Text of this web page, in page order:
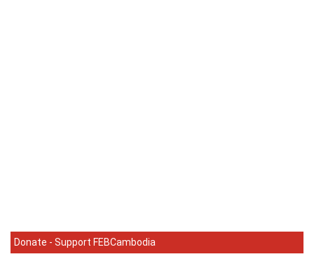
Donate - Support FEBCambodia